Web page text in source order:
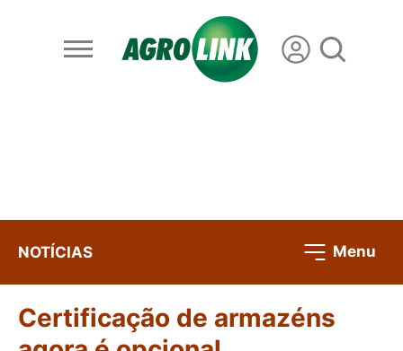
NOTÍCIAS Menu
Certificação de armazéns